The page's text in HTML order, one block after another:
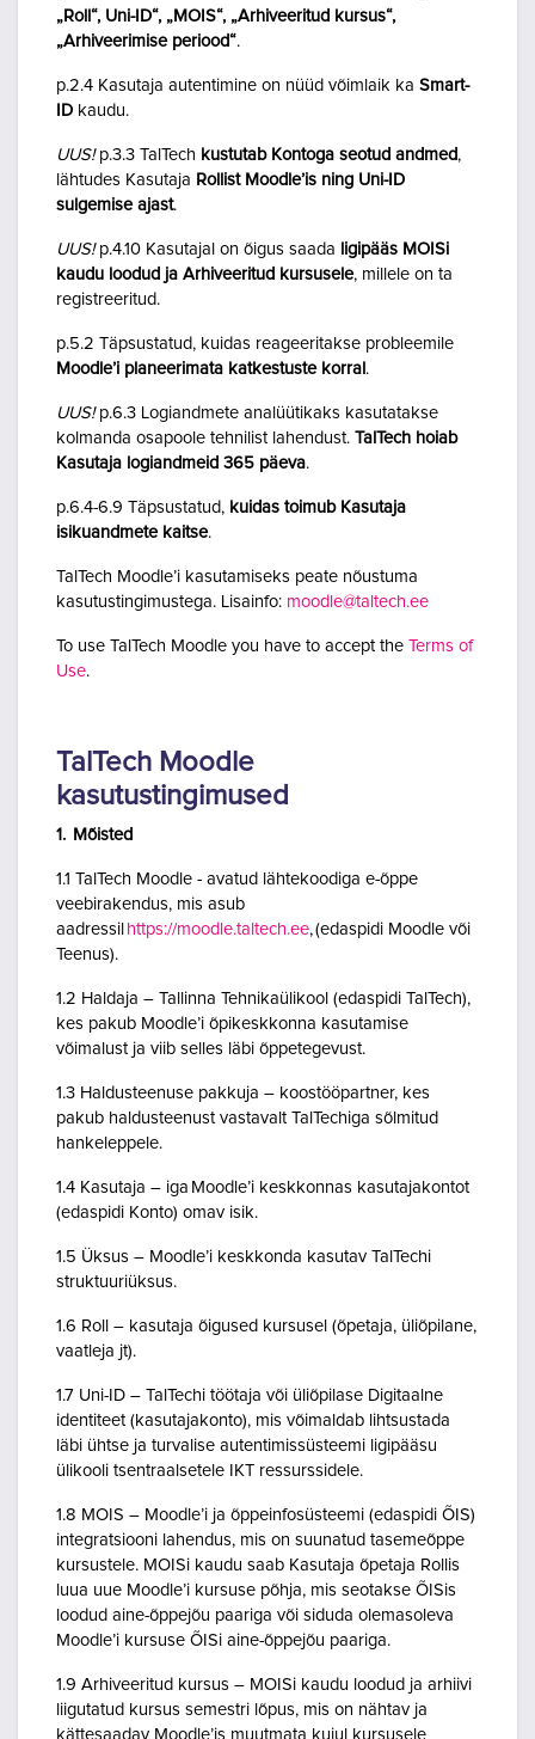
„Roll“, Uni-ID“, „MOIS“, „Arhiveeritud kursus“,
„Arhiveerimise periood“.
p.2.4 Kasutaja autentimine on nüüd võimlaik ka Smart-
ID kaudu.
UUS!p.3.3 TalTech kustutab Kontoga seotud andmed,
lähtudes Kasutaja Rollist Moodle’is ning Uni-ID
sulgemise ajast.
UUS!p.4.10 Kasutajal on õigus saada ligipääs MOISi
kaudu loodud ja Arhiveeritud kursusele, millele on ta
registreeritud.
p.5.2 Täpsustatud, kuidas reageeritakse probleemile
Moodle’i planeerimata katkestuste korral .
UUS!p.6.3 Logiandmete analüütikaks kasutatakse
kolmanda osapoole tehnilist lahendust. TalTech hoiab
Kasutaja logiandmeid 365 päeva.
p.6.4-6.9 Täpsustatud, kuidas toimub Kasutaja
isikuandmete kaitse.
TalTech Moodle’i kasutamiseks peate nõustuma
kasutustingimustega. Lisainfo: moodle@taltech.ee
To use TalTech Moodle you have to accept the Terms of
Use.
TalTech Moodle
kasutustingimused
1. Mõisted
1.1 TalTech Moodle - avatud lähtekoodiga e-õppe
veebirakendus, mis asub
aadressil https://moodle.taltech.ee, (edaspidi Moodle või
Teenus).
1.2 Haldaja – Tallinna Tehnikaülikool (edaspidi TalTech),
kes pakub Moodle’i õpikeskkonna kasutamise
võimalust ja viib selles läbi õppetegevust.
1.3 Haldusteenuse pakkuja – koostööpartner, kes
pakub haldusteenust vastavalt TalTechiga sõlmitud
hankeleppele.
1.4 Kasutaja – iga Moodle’i keskkonnas kasutajakontot
(edaspidi Konto) omav isik.
1.5 Üksus – Moodle’i keskkonda kasutav TalTechi
struktuuriüksus.
1.6 Roll – kasutaja õigused kursusel (õpetaja, üliõpilane,
vaatleja jt).
1.7 Uni-ID – TalTechi töötaja või üliõpilase Digitaalne
identiteet (kasutajakonto), mis võimaldab lihtsustada
läbi ühtse ja turvalise autentimissüsteemi ligipääsu
ülikooli tsentraalsetele IKT ressurssidele.
1.8 MOIS – Moodle’i ja õppeinfosüsteemi (edaspidi ÕIS)
integratsiooni lahendus, mis on suunatud tasemeõppe
kursustele. MOISi kaudu saab Kasutaja õpetaja Rollis
luua uue Moodle’i kursuse põhja, mis seotakse ÕISis
loodud aine-õppejõu paariga või siduda olemasoleva
Moodle’i kursuse ÕISi aine-õppejõu paariga.
1.9 Arhiveeritud kursus – MOISi kaudu loodud ja arhiivi
liigutatud kursus semestri lõpus, mis on nähtav ja
kättesaadav Moodle’is muutmata kujul kursusele